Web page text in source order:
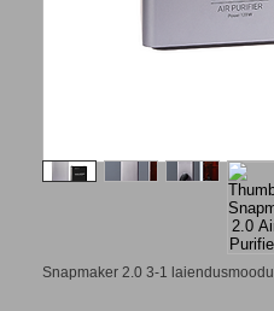
Snapmaker 2.0 3-1 laiendusmoodul